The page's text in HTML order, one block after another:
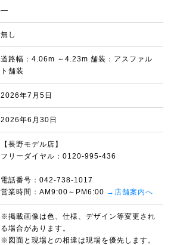
―
無し
道路幅：4.06m ～4.23m 舗装：アスファル
ト舗装
2026年7月5日
2026年6月30日
【長野モデル店】
フリーダイヤル：0120-995-436
電話番号：042-738-1017
営業時間：AM9:00～PM6:00 →店舗案内へ
※掲載画像は色、仕様、デザイン等変更され
る場合があります。
※図面と現場との相違は現場を優先します。